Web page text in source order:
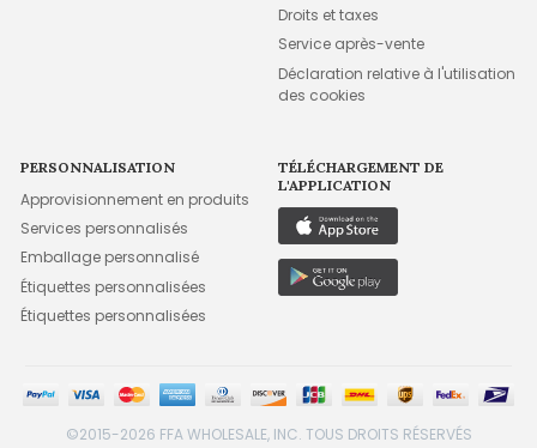
Droits et taxes
Service après-vente
Déclaration relative à l'utilisation
des cookies
PERSONNALISATION
Approvisionnement en produits
Services personnalisés
Emballage personnalisé
Étiquettes personnalisées
Étiquettes personnalisées
TÉLÉCHARGEMENT DE
L'APPLICATION
©2015-2026 FFA WHOLESALE, INC. TOUS DROITS RÉSERVÉS